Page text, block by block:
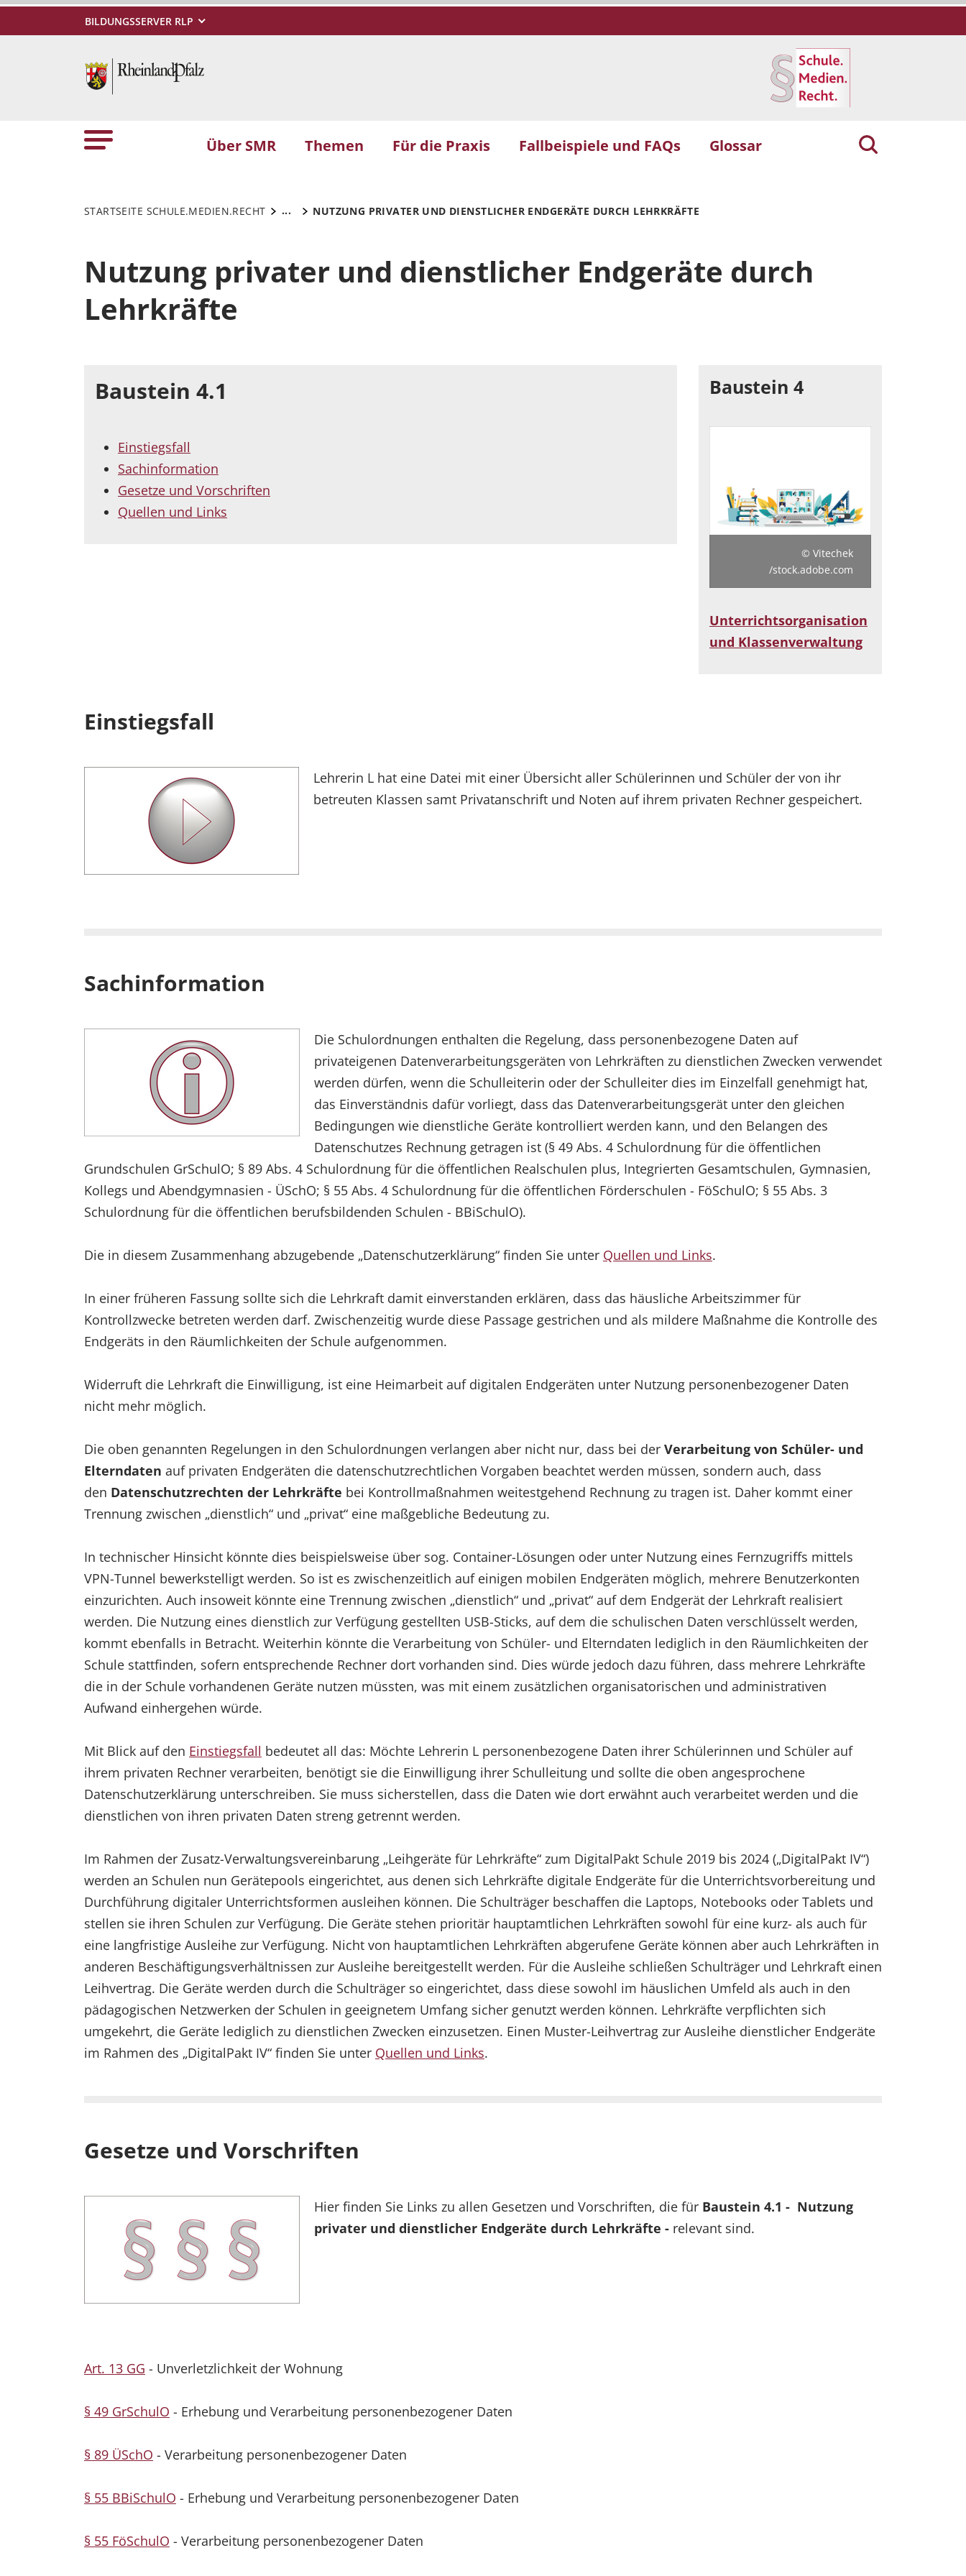
BILDUNGSSERVER RLP
Über SMR Themen Für die Praxis Fallbeispiele und FAQs Glossar
STARTSEITE SCHULE.MEDIEN.RECHT ... NUTZUNG PRIVATER UND DIENSTLICHER ENDGERÄTE DURCH LEHRKRÄFTE
Nutzung privater und dienstlicher Endgeräte durch
Lehrkräfte
Baustein 4.1
Einstiegsfall
Sachinformation
Gesetze und Vorschriften
Quellen und Links
Baustein 4
© Vitechek
/stock.adobe.com
Unterrichtsorganisation
und Klassenverwaltung
Einstiegsfall
Lehrerin L hat eine Datei mit einer Übersicht aller Schülerinnen und Schüler der von ihr
betreuten Klassen samt Privatanschrift und Noten auf ihrem privaten Rechner gespeichert.
Sachinformation
Die Schulordnungen enthalten die Regelung, dass personenbezogene Daten auf
privateigenen Datenverarbeitungsgeräten von Lehrkräften zu dienstlichen Zwecken verwendet
werden dürfen, wenn die Schulleiterin oder der Schulleiter dies im Einzelfall genehmigt hat,
das Einverständnis dafür vorliegt, dass das Datenverarbeitungsgerät unter den gleichen
Bedingungen wie dienstliche Geräte kontrolliert werden kann, und den Belangen des
Datenschutzes Rechnung getragen ist (§ 49 Abs. 4 Schulordnung für die öffentlichen
Grundschulen GrSchulO; § 89 Abs. 4 Schulordnung für die öffentlichen Realschulen plus, Integrierten Gesamtschulen, Gymnasien,
Kollegs und Abendgymnasien - ÜSchO; § 55 Abs. 4 Schulordnung für die öffentlichen Förderschulen - FöSchulO; § 55 Abs. 3
Schulordnung für die öffentlichen berufsbildenden Schulen - BBiSchulO).
Die in diesem Zusammenhang abzugebende „Datenschutzerklärung“ finden Sie unter Quellen und Links.
In einer früheren Fassung sollte sich die Lehrkraft damit einverstanden erklären, dass das häusliche Arbeitszimmer für
Kontrollzwecke betreten werden darf. Zwischenzeitig wurde diese Passage gestrichen und als mildere Maßnahme die Kontrolle des
Endgeräts in den Räumlichkeiten der Schule aufgenommen.
Widerruft die Lehrkraft die Einwilligung, ist eine Heimarbeit auf digitalen Endgeräten unter Nutzung personenbezogener Daten
nicht mehr möglich.
Die oben genannten Regelungen in den Schulordnungen verlangen aber nicht nur, dass bei der Verarbeitung von Schüler- und
Elterndaten auf privaten Endgeräten die datenschutzrechtlichen Vorgaben beachtet werden müssen, sondern auch, dass
den Datenschutzrechten der Lehrkräfte bei Kontrollmaßnahmen weitestgehend Rechnung zu tragen ist. Daher kommt einer
Trennung zwischen „dienstlich“ und „privat“ eine maßgebliche Bedeutung zu.
In technischer Hinsicht könnte dies beispielsweise über sog. Container-Lösungen oder unter Nutzung eines Fernzugriffs mittels
VPN-Tunnel bewerkstelligt werden. So ist es zwischenzeitlich auf einigen mobilen Endgeräten möglich, mehrere Benutzerkonten
einzurichten. Auch insoweit könnte eine Trennung zwischen „dienstlich“ und „privat“ auf dem Endgerät der Lehrkraft realisiert
werden. Die Nutzung eines dienstlich zur Verfügung gestellten USB-Sticks, auf dem die schulischen Daten verschlüsselt werden,
kommt ebenfalls in Betracht. Weiterhin könnte die Verarbeitung von Schüler- und Elterndaten lediglich in den Räumlichkeiten der
Schule stattfinden, sofern entsprechende Rechner dort vorhanden sind. Dies würde jedoch dazu führen, dass mehrere Lehrkräfte
die in der Schule vorhandenen Geräte nutzen müssten, was mit einem zusätzlichen organisatorischen und administrativen
Aufwand einhergehen würde.
Mit Blick auf den Einstiegsfall bedeutet all das: Möchte Lehrerin L personenbezogene Daten ihrer Schülerinnen und Schüler auf
ihrem privaten Rechner verarbeiten, benötigt sie die Einwilligung ihrer Schulleitung und sollte die oben angesprochene
Datenschutzerklärung unterschreiben. Sie muss sicherstellen, dass die Daten wie dort erwähnt auch verarbeitet werden und die
dienstlichen von ihren privaten Daten streng getrennt werden.
Im Rahmen der Zusatz-Verwaltungsvereinbarung „Leihgeräte für Lehrkräfte“ zum DigitalPakt Schule 2019 bis 2024 („DigitalPakt IV“)
werden an Schulen nun Gerätepools eingerichtet, aus denen sich Lehrkräfte digitale Endgeräte für die Unterrichtsvorbereitung und
Durchführung digitaler Unterrichtsformen ausleihen können. Die Schulträger beschaffen die Laptops, Notebooks oder Tablets und
stellen sie ihren Schulen zur Verfügung. Die Geräte stehen prioritär hauptamtlichen Lehrkräften sowohl für eine kurz- als auch für
eine langfristige Ausleihe zur Verfügung. Nicht von hauptamtlichen Lehrkräften abgerufene Geräte können aber auch Lehrkräften in
anderen Beschäftigungsverhältnissen zur Ausleihe bereitgestellt werden. Für die Ausleihe schließen Schulträger und Lehrkraft einen
Leihvertrag. Die Geräte werden durch die Schulträger so eingerichtet, dass diese sowohl im häuslichen Umfeld als auch in den
pädagogischen Netzwerken der Schulen in geeignetem Umfang sicher genutzt werden können. Lehrkräfte verpflichten sich
umgekehrt, die Geräte lediglich zu dienstlichen Zwecken einzusetzen. Einen Muster-Leihvertrag zur Ausleihe dienstlicher Endgeräte
im Rahmen des „DigitalPakt IV“ finden Sie unter Quellen und Links.
Gesetze und Vorschriften
Hier finden Sie Links zu allen Gesetzen und Vorschriften, die für Baustein 4.1 - Nutzung
privater und dienstlicher Endgeräte durch Lehrkräfte - relevant sind.
Art. 13 GG - Unverletzlichkeit der Wohnung
§ 49 GrSchulO - Erhebung und Verarbeitung personenbezogener Daten
§ 89 ÜSchO - Verarbeitung personenbezogener Daten
§ 55 BBiSchulO - Erhebung und Verarbeitung personenbezogener Daten
§ 55 FöSchulO - Verarbeitung personenbezogener Daten